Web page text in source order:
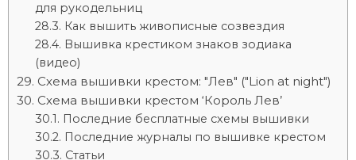
для рукодельниц
Как вышить живописные созвездия
Вышивка крестиком знаков зодиака
(видео)
Схема вышивки крестом: "Лев" ("Lion at night")
Схема вышивки крестом ‘Король Лев’
Последние бесплатные схемы вышивки
Последние журналы по вышивке крестом
Статьи